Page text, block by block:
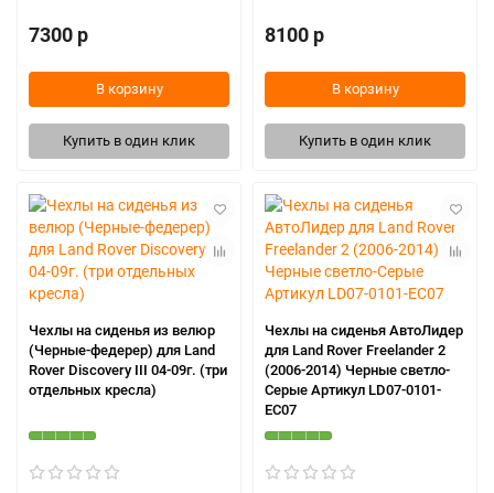
7300 р
В корзину
Купить в один клик
8100 р
В корзину
Купить в один клик
Чехлы на сиденья из велюр
(Черные-федерер) для Land
Rover Discovery III 04-09г. (три
отдельных кресла)
Чехлы на сиденья АвтоЛидер
для Land Rover Freelander 2
(2006-2014) Черные светло-
Серые Артикул LD07-0101-
EC07